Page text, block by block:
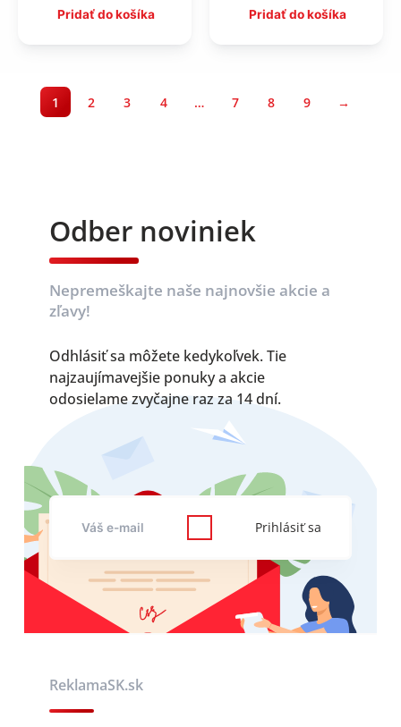
Pridať do košíka Pridať do košíka
1 2 3 4 … 7 8 9 →
Odber noviniek
Nepremeškajte naše najnovšie akcie a
zľavy!
Odhlásiť sa môžete kedykoľvek. Tie
najzaujímavejšie ponuky a akcie
odosielame zvyčajne raz za 14 dní.
Prihlásiť sa
ReklamaSK.sk